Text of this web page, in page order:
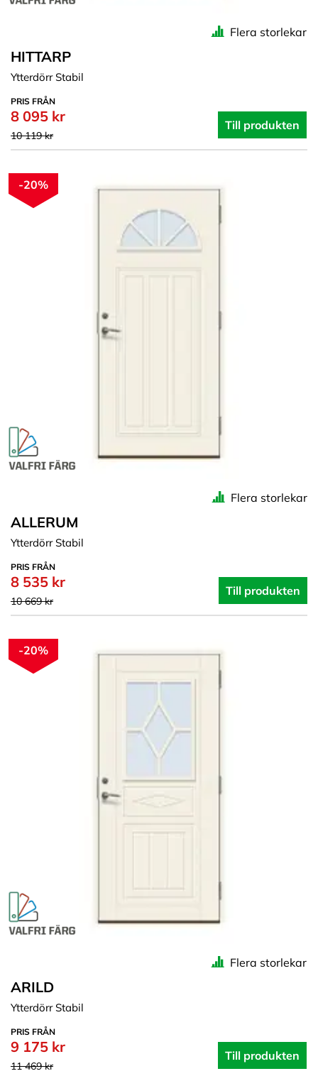
Flera storlekar
HITTARP
Ytterdörr Stabil
PRIS FRÅN
8 095 kr
10 119 kr
Till produkten
-20%
Flera storlekar
ALLERUM
Ytterdörr Stabil
PRIS FRÅN
8 535 kr
10 669 kr
Till produkten
-20%
Flera storlekar
ARILD
Ytterdörr Stabil
PRIS FRÅN
9 175 kr
11 469 kr
Till produkten